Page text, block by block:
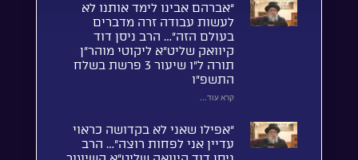
“אברהם אבינו לימד אותנו לא
לעשות עבודה זרה מדברים
בעולם הזה”… הרב ניסן דוד
קיוואק שליט”א ליקוטי מוהר”ן
תורה ל”ו שיעור 3 פרשת בשלח
התשפ”ו
קרא עוד...
“אפילו שאני לא בקדושה כראוי
עדיין אני לפחות רוצה”… הרב